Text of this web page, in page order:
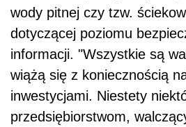
wody pitnej czy tzw.
dotyczącej poziomu
informacji. "Wszystkie są
wiążą się z koniecznością
inwestycjami. Niestety
przedsiębiorstwom,